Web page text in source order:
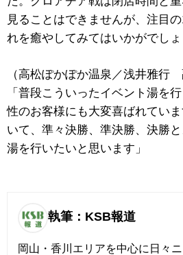
見ることはできませんが、注目
れを癒やしてみてはいかがでしょ
（高松ぽかぽか温泉／浅井雅行
「普段こういったイベント湯を
性のお客様にも大変喜ばれてい
いて、準々決勝、準決勝、決勝
湯を行いたいと思います」
執筆：KSB報道
岡山・香川エリアを中心に日々